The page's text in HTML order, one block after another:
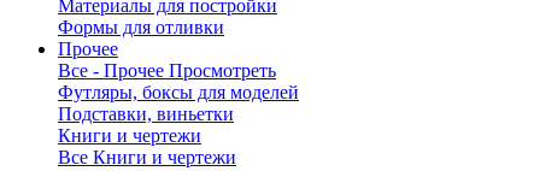
Материалы для постройки
Формы для отливки
Прочее
Все - Прочее Просмотреть
Футляры, боксы для моделей
Подставки, виньетки
Книги и чертежи
Все Книги и чертежи